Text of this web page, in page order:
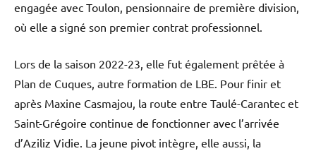
engagée avec Toulon, pensionnaire de première division,
où elle a signé son premier contrat professionnel.
Lors de la saison 2022-23, elle fut également prêtée à
Plan de Cuques, autre formation de LBE. Pour finir et
après Maxine Casmajou, la route entre Taulé-Carantec et
Saint-Grégoire continue de fonctionner avec l’arrivée
d’Aziliz Vidie. La jeune pivot intègre, elle aussi, la